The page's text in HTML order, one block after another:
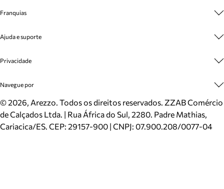
Cashback
Venda Corporativa
Mapa do Site
Inverno
Mundo Arezzo
Franquias
Plano de Negócio
Ajuda e suporte
Cadastro
Meus Pedidos
Trocas e Devoluções
Cartão Presente
Localizador de lojas
Privacidade
Politica e Privacidade
Navegue por
Sapatos
Bolsas
Scarpins
©2026, Arezzo. Todos os direitos reservados. ZZAB Comércio
de Calçados Ltda. | Rua África do Sul, 2280. Padre Mathias,
Cariacica/ES. CEP: 29157-900 | CNPJ: 07.900.208/0077-04